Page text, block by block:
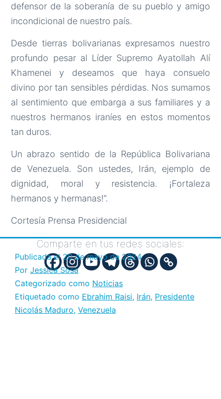
defensor de la soberanía de su pueblo y amigo
incondicional de nuestro país.
Desde tierras bolivarianas expresamos nuestro
profundo pesar al Líder Supremo Ayatollah Alí
Khamenei y deseamos que haya consuelo
divino por tan sensibles pérdidas. Nos sumamos
al sentimiento que embarga a sus familiares y a
nuestros hermanos iraníes en estos momentos
tan duros.
Un abrazo sentido de la República Bolivariana
de Venezuela. Son ustedes, Irán, ejemplo de
dignidad, moral y resistencia. ¡Fortaleza
hermanos y hermanas!”.
Cortesía Prensa Presidencial
Comparte en tus redes sociales:
Publicada el 20 de mayo de 2024
Por Jessica Sosa
Categorizado como Noticias
Etiquetado como Ebrahim Raisi, Irán, Presidente
Nicolás Maduro, Venezuela